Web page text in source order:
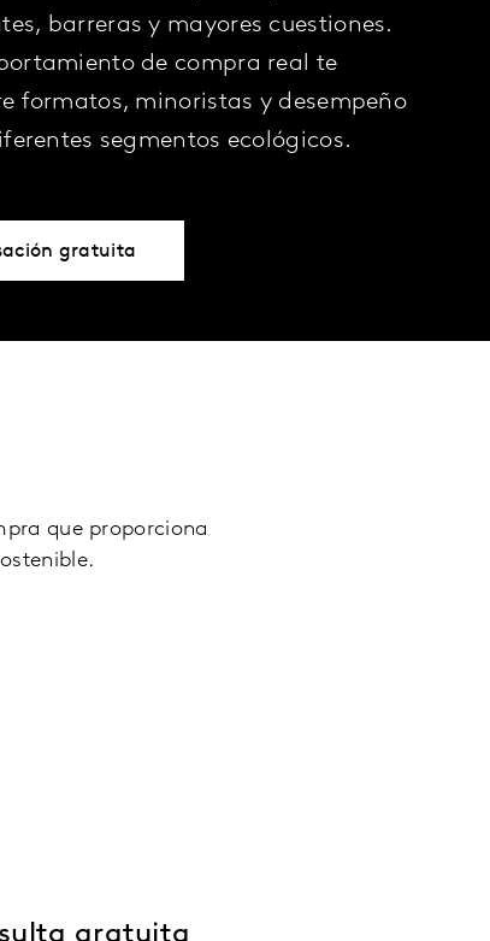
barreras y mayores cuestiones.
de compra real te
formatos, minoristas y desempeño
segmentos ecológicos.
gratuita
que proporciona
gratuita